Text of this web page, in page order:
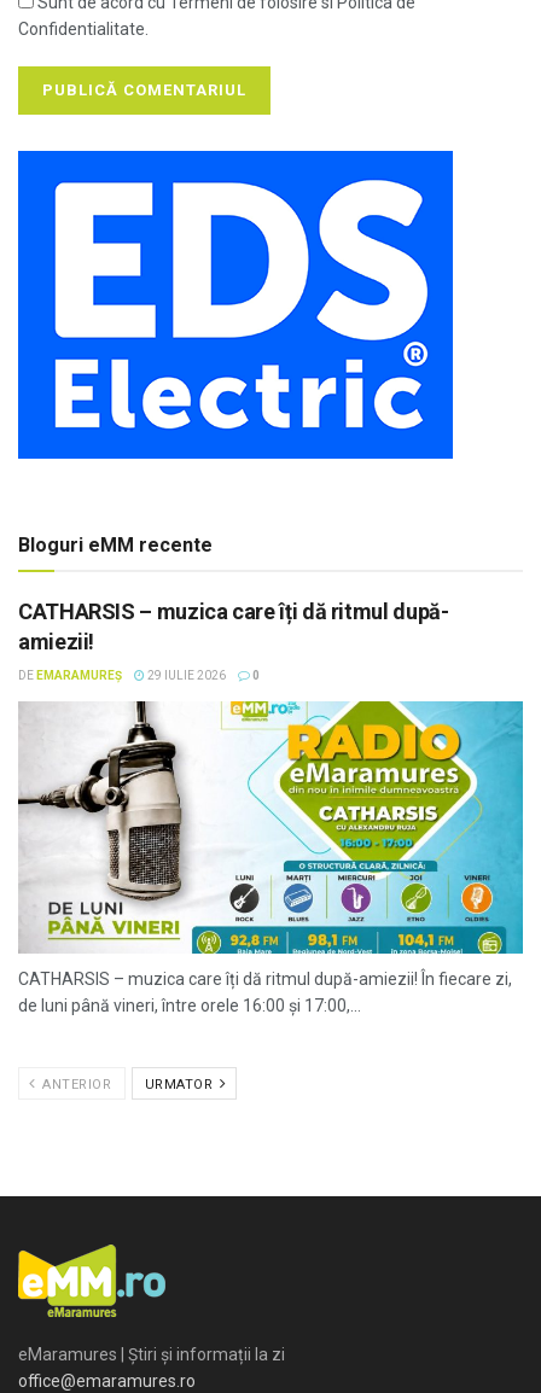
Confidentialitate.
Bloguri eMM recente
CATHARSIS – muzica care îți dă ritmul după-
amiezii!
DE EMARAMUREȘ 29 IULIE 2026 0
CATHARSIS – muzica care îți dă ritmul după-amiezii! În fiecare zi,
de luni până vineri, între orele 16:00 și 17:00,...
ANTERIOR URMATOR
eMaramures | Știri și informații la zi
office@emaramures.ro